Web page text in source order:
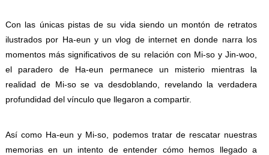
Con las únicas pistas de su vida siendo un montón de retratos
ilustrados por Ha-eun y un vlog de internet en donde narra los
momentos más significativos de su relación con Mi-so y Jin-woo,
el paradero de Ha-eun permanece un misterio mientras la
realidad de Mi-so se va desdoblando, revelando la verdadera
profundidad del vínculo que llegaron a compartir.
Así como Ha-eun y Mi-so, podemos tratar de rescatar nuestras
memorias en un intento de entender cómo hemos llegado a